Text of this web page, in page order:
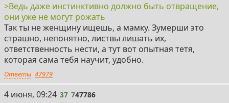
>Ведь даже инстинктивно должно быть отвращение,
они уже не могут рожать
Так ты не женщину ищешь, а мамку. Зумерши это
страшно, непонятно, листвы лишать их,
ответственность нести, а тут вот опытная тетя,
которая сама тебя научит, удобно.
Ответы 47979
37
4 июня, 09:24 37 747786